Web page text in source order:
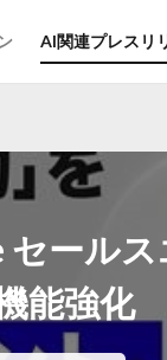
AI関連プレスリ
セール
能強化